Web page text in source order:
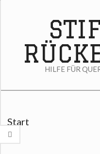
HILFE FÜR
Menu
Start